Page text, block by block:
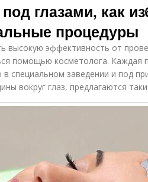
глазами, как
процедуры
высокую эффективность от
помощью косметолога. Каждая
в специальном заведении и под
вокруг глаз, предлагаются